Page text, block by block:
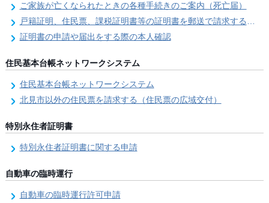
ご家族が亡くなられたときの各種手続きのご案内（死亡届）
戸籍証明、住民票、課税証明書等の証明書を郵送で請求する際の本人確認
証明書の申請や届出をする際の本人確認
住民基本台帳ネットワークシステム
住民基本台帳ネットワークシステム
北見市以外の住民票を請求する（住民票の広域交付）
特別永住者証明書
特別永住者証明書に関する申請
自動車の臨時運行
自動車の臨時運行許可申請